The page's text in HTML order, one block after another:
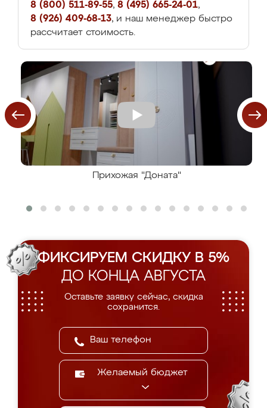
8 (800) 511-89-55, 8 (495) 665-24-01,
8 (926) 409-68-13, и наш менеджер быстро
рассчитает стоимость.
Прихожая "Доната"
ФИКСИРУЕМ СКИДКУ В 5%
ДО КОНЦА АВГУСТА
Оставьте заявку сейчас, скидка
сохранится.
Желаемый бюджет